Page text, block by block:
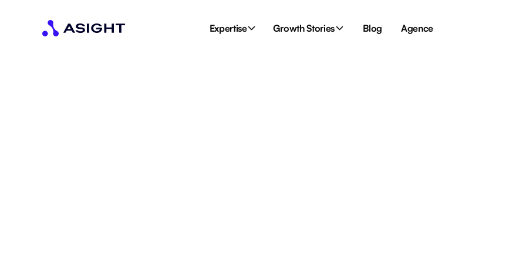
Expertise Growth Stories Blog Agence